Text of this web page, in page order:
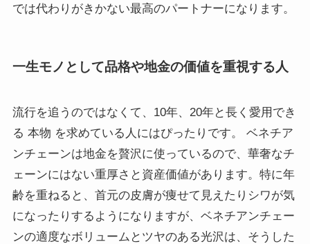
では代わりがきかない最高のパートナーになります。
一生モノとして品格や地金の価値を重視する人
流行を追うのではなくて、10年、20年と長く愛用でき
る 本物 を求めている人にはぴったりです。 ベネチア
ンチェーンは地金を贅沢に使っているので、華奢なチ
ェーンにはない重厚さと資産価値があります。特に年
齢を重ねると、首元の皮膚が痩せて見えたりシワが気
になったりするようになりますが、ベネチアンチェー
ンの適度なボリュームとツヤのある光沢は、そうした